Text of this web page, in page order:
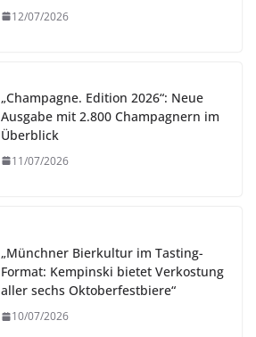
12/07/2026
„Champagne. Edition 2026“: Neue
Ausgabe mit 2.800 Champagnern im
Überblick
11/07/2026
„Münchner Bierkultur im Tasting-
Format: Kempinski bietet Verkostung
aller sechs Oktoberfestbiere“
10/07/2026